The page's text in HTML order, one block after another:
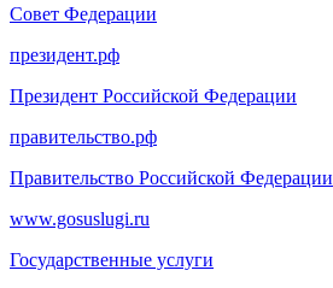
Совет Федерации
президент.рф
Президент Российской Федерации
правительство.рф
Правительство Российской Федерации
www.gosuslugi.ru
Государственные услуги